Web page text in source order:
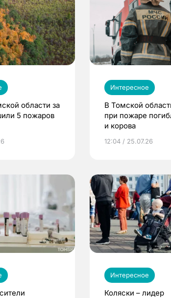
области за
5 пожаров
Интересное
В Томской
при пожаре
и корова
12:04 / 25.07.26
Интересное
Коляски – лидер